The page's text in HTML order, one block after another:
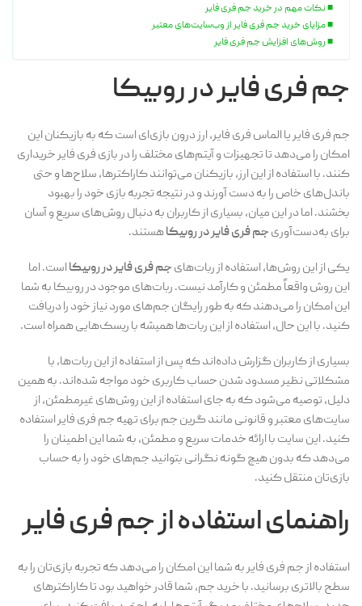
نکات مهم در خرید جم فری فایر
مزایای خرید جم فری فایر از وب‌سایت‌های معتبر
روش‌های افزایش جم فری فایر
جم فری فایر در روبیکا
جم فری فایر یا الماس فری فایر، ارز درون بازی‌ای است که به بازیکنان این
امکان را می‌دهد تا تجهیزات و آیتم‌های مختلف را در بازی فری فایر خریداری
کنند. با استفاده از این ارز، بازیکنان می‌توانند کاراکترها، سلاح‌ها و حتی
باندل‌های خاص را به دست آورند و در نتیجه تجربه بازی خود را بهبود
بخشند. اما در این میان، بسیاری از کاربران به دنبال روش‌های سریع و آسان
برای به‌دست‌آوریجم فری فایر در روبیکاهستند.
یکی از این روش‌ها، استفاده از ربات‌هایجم فری فایر در روبیکااست. اما
این روش واقعاً مطمئن و کارآمد نیست. ربات‌های موجود در روبیکا به شما
این امکان را می‌دهند که به طور رایگان جم‌های مورد نیاز خود را دریافت
کنید. با این حال، استفاده از این ربات‌ها همیشه با ریسک‌هایی همراه است.
بسیاری از کاربران گزارش داده‌اند که پس از استفاده از این ربات‌ها، با
مشکلاتی نظیر مسدود شدن حساب کاربری خود مواجه شده‌اند. به همین
دلیل، توصیه می‌شود که به جای استفاده از این روش‌های غیرمطمئن، از
سایت‌های معتبر و قانونی مانند گرین جم برای تهیه جم فری فایر استفاده
کنید. این سایت با ارائه خدمات سریع و مطمئن، به شما این اطمینان را
می‌دهد که بدون هیچ گونه نگرانی بتوانید جم‌های خود را به حساب
بازی‌تان منتقل کنید.
راهنمای استفاده از جم فری فایر
استفاده از جم فری فایر به شما این امکان را می‌دهد که تجربه بازی‌تان را به
سطح بالاتری برسانید. با خرید جم، شما قادر خواهید بود تا کاراکترهای